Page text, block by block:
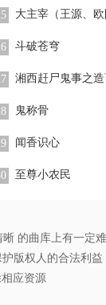
大主宰（王源、欧
斗破苍穹
湘西赶尸鬼事之造
鬼称骨
闻香识心
至尊小农民
的曲库上有一定
版权人的合法利益
应资源